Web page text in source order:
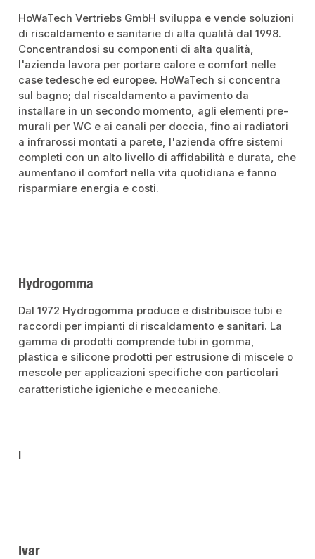
HoWaTech Vertriebs GmbH sviluppa e vende soluzioni
di riscaldamento e sanitarie di alta qualità dal 1998.
Concentrandosi su componenti di alta qualità,
l'azienda lavora per portare calore e comfort nelle
case tedesche ed europee. HoWaTech si concentra
sul bagno; dal riscaldamento a pavimento da
installare in un secondo momento, agli elementi pre-
murali per WC e ai canali per doccia, fino ai radiatori
a infrarossi montati a parete, l'azienda offre sistemi
completi con un alto livello di affidabilità e durata, che
aumentano il comfort nella vita quotidiana e fanno
risparmiare energia e costi.
Hydrogomma
Dal 1972 Hydrogomma produce e distribuisce tubi e
raccordi per impianti di riscaldamento e sanitari. La
gamma di prodotti comprende tubi in gomma,
plastica e silicone prodotti per estrusione di miscele o
mescole per applicazioni specifiche con particolari
caratteristiche igieniche e meccaniche.
I
Ivar